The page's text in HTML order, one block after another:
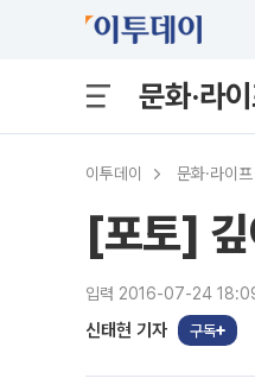
문화·라
이투데이 문화·라이프
[포토] 깊
입력 2016-07-24
신태현 기자 구독